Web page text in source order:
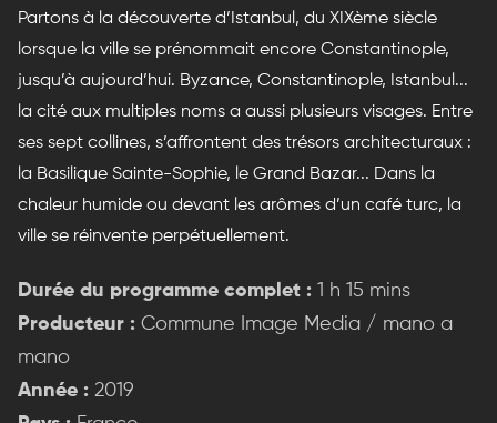
Partons à la découverte d’Istanbul, du XIXème siècle
lorsque la ville se prénommait encore Constantinople,
jusqu’à aujourd’hui. Byzance, Constantinople, Istanbul...
la cité aux multiples noms a aussi plusieurs visages. Entre
ses sept collines, s’affrontent des trésors architecturaux :
la Basilique Sainte-Sophie, le Grand Bazar... Dans la
chaleur humide ou devant les arômes d’un café turc, la
ville se réinvente perpétuellement.
Durée du programme complet : 1 h 15 mins
Producteur : Commune Image Media / mano a
mano
Année : 2019